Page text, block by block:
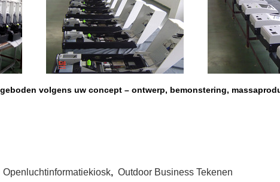
volgens uw concept – ontwerp, bemonstering,
Openluchtinformatiekiosk, Outdoor Business Tekenen